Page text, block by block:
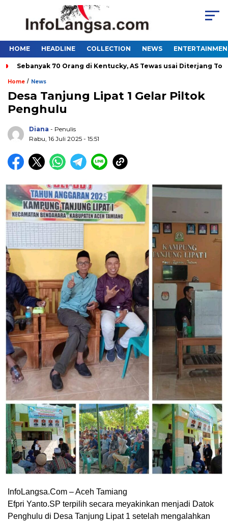
HOME HEADLINE COLLECTION NEWS
70 Orang di Kentucky, AS Tewas usai Diterjang Tornado
Home / News
Desa Tanjung Lipat 1 Gelar Piltok
Penghulu
Diana - Penulis
Rabu, 16 Juli 2025 - 15:51
InfoLangsa.Com – Aceh Tamiang
Efpri Yanto.SP terpilih secara meyakinkan menjadi Datok
Penghulu di Desa Tanjung Lipat 1 setelah mengalahkan